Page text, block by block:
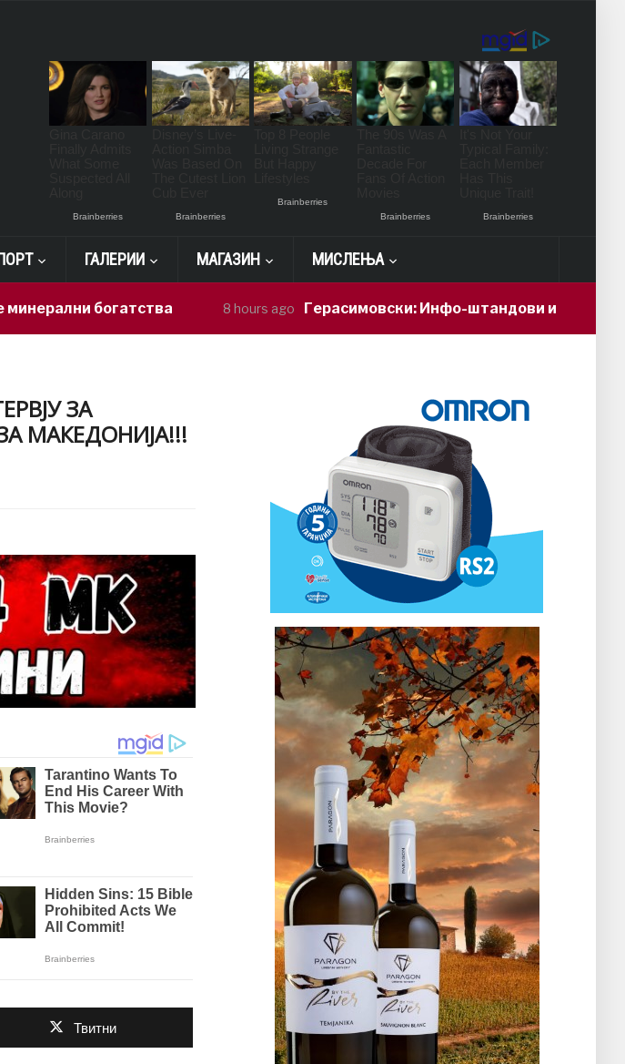
ГАЛЕРИИ МАГАЗИН МИСЛЕЊА
богатства 8 hours ago Герасимовски: Инфо-штандови и здравствени
ЗА
МАКЕДОНИЈА!!!
Твитни